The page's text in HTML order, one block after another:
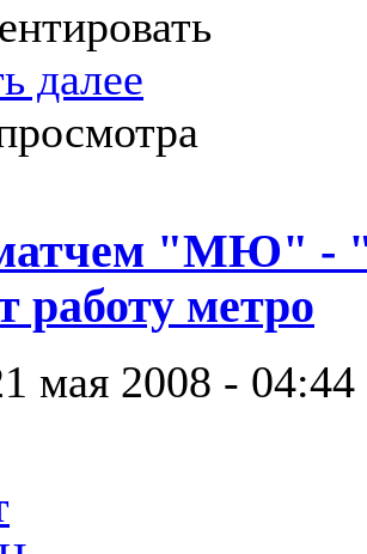
далее
"МЮ" -
работу метро
мая 2008 - 04:44